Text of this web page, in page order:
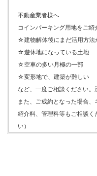
不動産業者様へ
コインパーキング用地をご紹
☆建物解体後にまだ活用方法
☆遊休地になっている土地
☆空車の多い月極の一部
☆変形地で、建築が難しい
など、一度ご相談ください。
また、ご成約となった場合、
紹介料、管理料等もご相談
い）